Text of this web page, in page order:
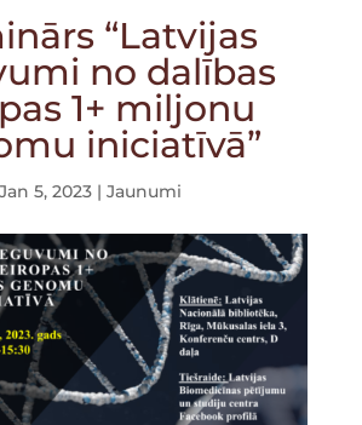
“Latvijas
no dalības
1+ miljonu
iniciatīvā”
Jan 5, 2023 |Jaunumi